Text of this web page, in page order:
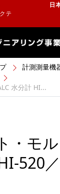
テ
日
計測測量機
水分計 HI...
・モル
520